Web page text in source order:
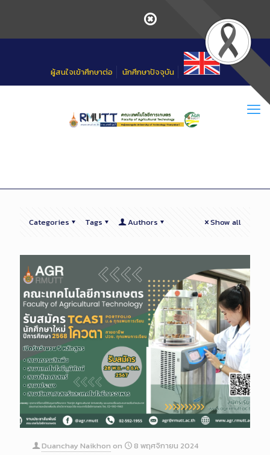
ผู้สนใจเข้าศึกษาต่อ นักศึกษาปัจจุบัน
Categories Tags Authors Show all
Duanchay Naikhon on
8 พฤศจิกายน 2024